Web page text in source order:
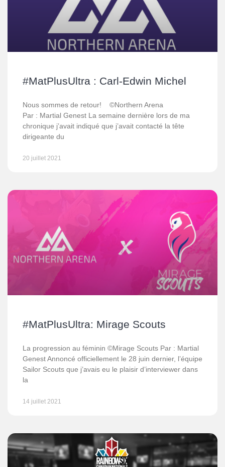
#MatPlusUltra : Carl-Edwin Michel
Nous sommes de retour! ©Northern Arena
Par : Martial Genest La semaine dernière lors de ma
chronique j’avait indiqué que j’avait contacté la tête
dirigeante du
20 juillet 2021
#MatPlusUltra: Mirage Scouts
La progression au féminin ©Mirage Scouts Par : Martial
Genest Annoncé officiellement le 28 juin dernier, l’équipe
Sailor Scouts que j’avais eu le plaisir d’interviewer dans
la
14 juillet 2021